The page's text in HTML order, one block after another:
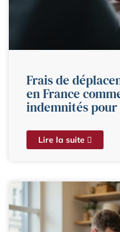
Frais de
en France
indemnités pour
Lire la suite